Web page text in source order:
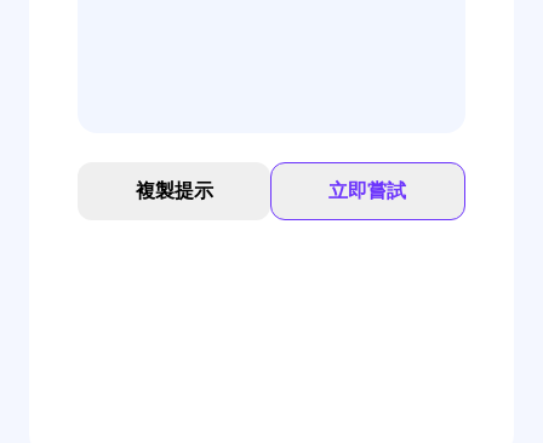
複製提示 立即嘗試